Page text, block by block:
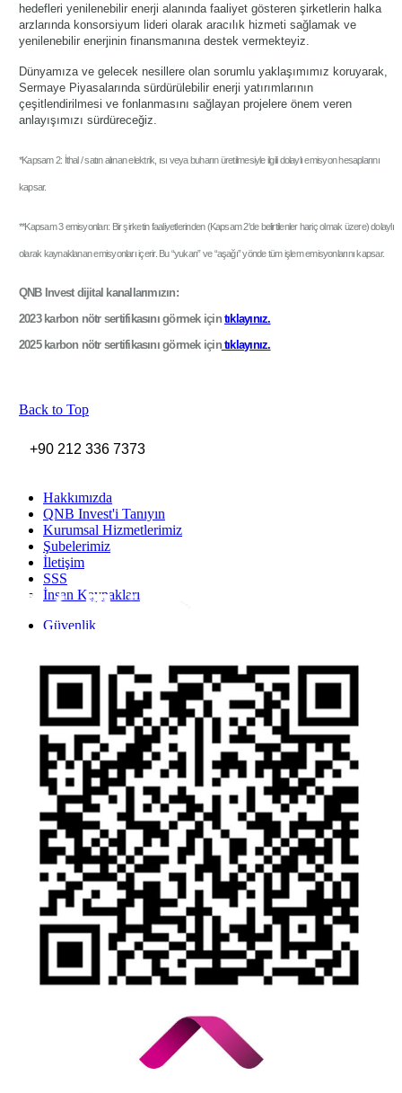
hedefleri yenilenebilir enerji alanında faaliyet gösteren şirketlerin halka
arzlarında konsorsiyum lideri olarak aracılık hizmeti sağlamak ve
yenilenebilir enerjinin finansmanına destek vermekteyiz.
Dünyamıza ve gelecek nesillere olan sorumlu yaklaşımımız koruyarak,
Sermaye Piyasalarında sürdürülebilir enerji yatırımlarının
çeşitlendirilmesi ve fonlanmasını sağlayan projelere önem veren
anlayışımızı sürdüreceğiz.
*Kapsam 2: İthal / satın alınan elektrik, ısı veya buharın üretilmesiyle ilgili dolaylı emisyon hesaplarını
kapsar.
**Kapsam 3 emisyonları: Bir şirketin faaliyetlerinden (Kapsam 2'de belirtilenler hariç olmak üzere) dolaylı
olarak kaynaklanan emisyonları içerir. Bu “yukarı” ve “aşağı” yönde tüm işlem emisyonlarını kapsar.
QNB Invest dijital kanallarımızın:
2023 karbon nötr sertifikasını görmek için tıklayınız.
2025 karbon nötr sertifikasını görmek için tıklayınız.
Back to Top
+90 212 336 7373
Hakkımızda
QNB Invest'i Tanıyın
Kurumsal Hizmetlerimiz
Şubelerimiz
İletişim
SSS
İnsan Kaynakları
Güvenlik
İhbar Formu
Yasal Duyurular
Bilgi Toplumu Hizmetleri
Kişisel Verilerin Korunması
YTM - Zamanaşımına Uğrayacak Emanet ve Alacaklar
Kamuyu Aydınlatma Esaslarına İlişkin Duyuru
Link